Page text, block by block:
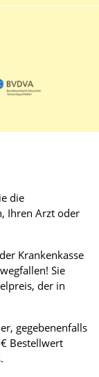
die
Ihren Arzt oder
Krankenkasse
Sie
der in
gegebenenfalls
Bestellwert